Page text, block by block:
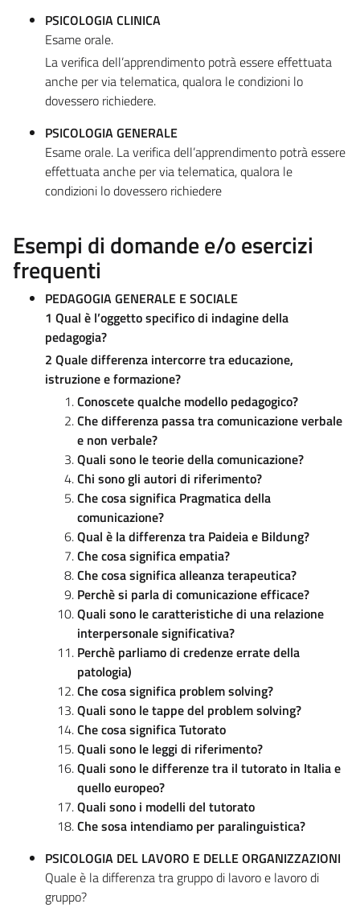
PSICOLOGIA CLINICA
Esame orale.
La verifica dell’apprendimento potrà essere effettuata
anche per via telematica, qualora le condizioni lo
dovessero richiedere.
PSICOLOGIA GENERALE
Esame orale. La verifica dell’apprendimento potrà essere
effettuata anche per via telematica, qualora le
condizioni lo dovessero richiedere
Esempi di domande e/o esercizi
frequenti
PEDAGOGIA GENERALE E SOCIALE
1 Qual è l’oggetto specifico di indagine della
pedagogia?
2 Quale differenza intercorre tra educazione,
istruzione e formazione?
Conoscete qualche modello pedagogico?
Che differenza passa tra comunicazione verbale
e non verbale?
Quali sono le teorie della comunicazione?
Chi sono gli autori di riferimento?
Che cosa significa Pragmatica della
comunicazione?
Qual è la differenza tra Paideia e Bildung?
Che cosa significa empatia?
Che cosa significa alleanza terapeutica?
Perchè si parla di comunicazione efficace?
Quali sono le caratteristiche di una relazione
interpersonale significativa?
Perchè parliamo di credenze errate della
patologia)
Che cosa significa problem solving?
Quali sono le tappe del problem solving?
Che cosa significa Tutorato
Quali sono le leggi di riferimento?
Quali sono le differenze tra il tutorato in Italia e
quello europeo?
Quali sono i modelli del tutorato
Che sosa intendiamo per paralinguistica?
PSICOLOGIA DEL LAVORO E DELLE ORGANIZZAZIONI
Quale è la differenza tra gruppo di lavoro e lavoro di
gruppo?